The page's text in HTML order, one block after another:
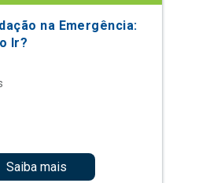
na Emergência:
Ir?
Saiba mais